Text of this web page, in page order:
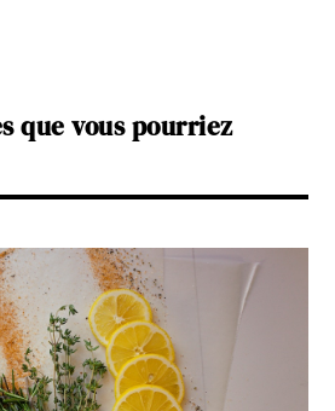
que vous pourriez